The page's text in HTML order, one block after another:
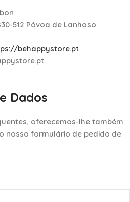
512 Póvoa de Lanhoso
behappystore.pt
Dados
oferecemos-lhe também
nosso formulário de pedido de